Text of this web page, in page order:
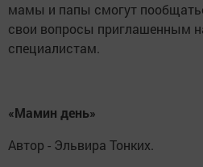
мамы и папы смогут
свои вопросы приглашенным
специалистам.
«Мамин день»
Автор - Эльвира Тонких.